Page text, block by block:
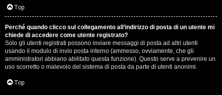
Top
Perché quando clicco sul collegamento all’indirizzo di posta di un utente mi
chiede di accedere come utente registrato?
Solo gli utenti registrati possono inviare messaggi di posta ad altri utenti
usando il modulo di invio posta interno (ammesso, ovviamente, che gli
amministratori abbiano abilitato questa funzione). Questo serve a prevenire un
uso scorretto o malevolo del sistema di posta da parte di utenti anonimi.
Top
l
a
n
e
t